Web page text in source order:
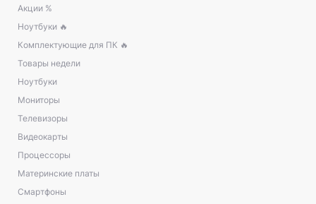
Акции %
Ноутбуки 🔥
Комплектующие для ПК 🔥
Товары недели
Ноутбуки
Мониторы
Телевизоры
Видеокарты
Процессоры
Материнские платы
Смартфоны